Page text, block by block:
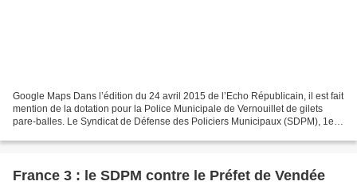
Google Maps Dans l’édition du 24 avril 2015 de l’Echo Républicain, il est fait
mention de la dotation pour la Police Municipale de Vernouillet de gilets
pare-balles. Le Syndicat de Défense des Policiers Municipaux (SDPM), 1er
France 3 : le SDPM contre le Préfet de Vendée